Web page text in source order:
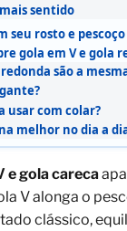
sentido
seu rosto e pescoço
gola em V e gola
são a
usar com colar?
melhor no dia a
e gola careca
V alonga o
clássico,